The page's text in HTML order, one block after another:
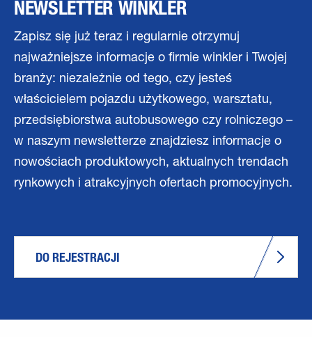
NEWSLETTER WINKLER
Zapisz się już teraz i regularnie otrzymuj
najważniejsze informacje o firmie winkler i Twojej
branży: niezależnie od tego, czy jesteś
właścicielem pojazdu użytkowego, warsztatu,
przedsiębiorstwa autobusowego czy rolniczego –
w naszym newsletterze znajdziesz informacje o
nowościach produktowych, aktualnych trendach
rynkowych i atrakcyjnych ofertach promocyjnych.
DO REJESTRACJI